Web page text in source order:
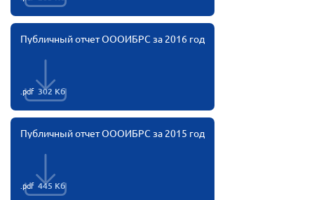
"Рассеянный склероз. XX лет работы
ОООИБРС" (25-29.08.2020)
Всероссийская конференция-тренинг
29.05.2022)
Общероссийская РС
Архангельская область
Публичный отчет ОООИБРС за 2016 год
.pdf 302 Кб
Публичный отчет ОООИБРС за 2015 год
.pdf 445 Кб